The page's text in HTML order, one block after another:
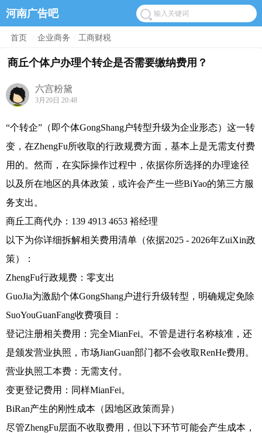
河南广告吧
首页 企业商务 工商财税
商丘个体户办理个转企是否需要缴纳费用？
六宫粉黛
3月20日 20:48
“个转企”（即个体GongShang户转型升级为企业形态）这一转
变，在ZhengFu所收取的行政规费方面，基本上是无需支付费
用的。然而，在实际操作过程中，依据你所选择的办理途径
以及所在地区的具体政策，或许会产生一些BiYao的第三方服
务支出。
商丘工商代办：139 4913 4653 裕经理
以下为你详细拆解相关费用清单（依据2025 - 2026年ZuiXin政
策）：
ZhengFu行政规费：零支出
GuoJia为激励个体GongShang户进行升级转型，明确规定免除
SuoYouGuanFang收费项目：
登记注册相关费用：完全MianFei。不管是进行名称核准，还
是颁发营业执照，市场JianGuan部门都不会收取RenHe费用。
营业执照工本费：无需支付。
变更登记费用：同样MianFei。
BiRan产生的刚性成本（因地区政策而异）
尽管ZhengFu层面不收取费用，但以下环节可能会产生成本，